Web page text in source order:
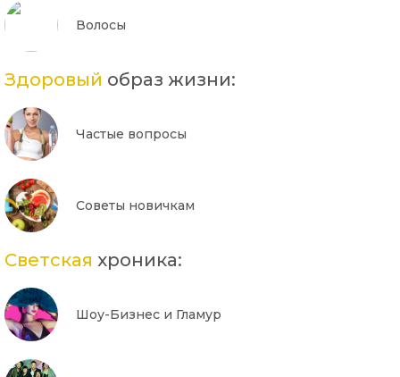
Волосы
Здоровый образ жизни:
Частые вопросы
Советы новичкам
Светская хроника:
Шоу-Бизнес и Гламур